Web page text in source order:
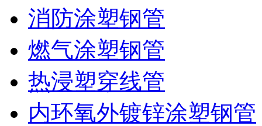
消防涂塑钢管
燃气涂塑钢管
热浸塑穿线管
内环氧外镀锌涂塑钢管